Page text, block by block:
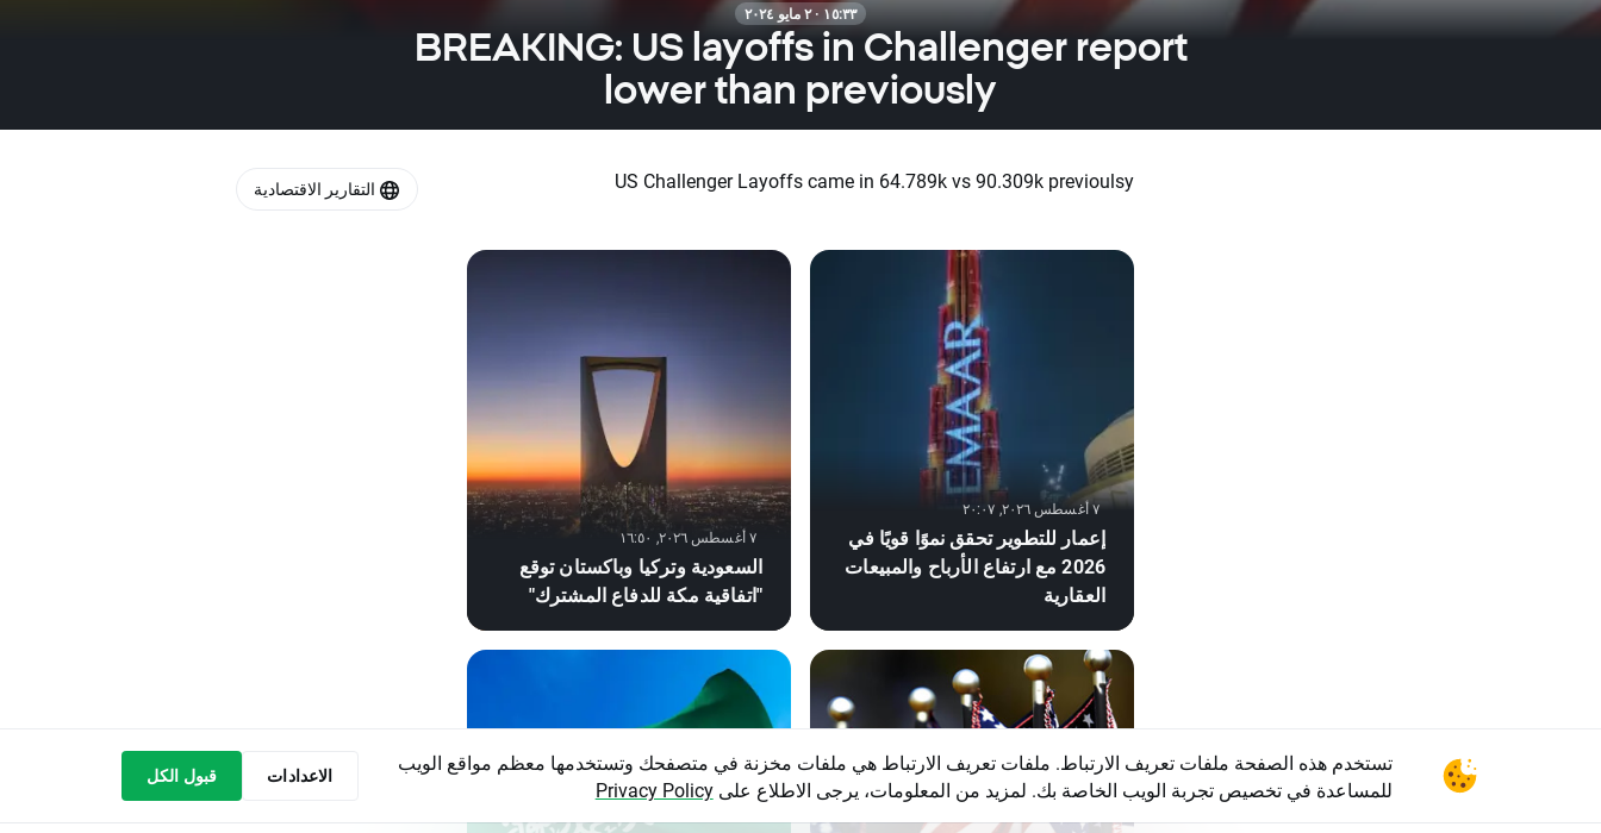
١٥:٣٣ · ٢ مايو ٢٠٢٤
BREAKING: US layoffs in Challenger report
lower than previously
US Challenger Layoffs came in 64.789k vs 90.309k previoulsy
٧ أغسطس ٢٠٢٦, ٢٠:٠٧
إعمار للتطوير تحقق نموًا قويًا في
2026 مع ارتفاع الأرباح والمبيعات
العقارية
٧ أغسطس ٢٠٢٦, ١٦:٥٠
السعودية وتركيا وباكستان توقع
"اتفاقية مكة للدفاع المشترك"
التقارير الاقتصادية
تستخدم هذه الصفحة ملفات تعريف الارتباط. ملفات تعريف الارتباط هي ملفات مخزنة في متصفحك وتستخدمها معظم مواقع الويب
للمساعدة في تخصيص تجربة الويب الخاصة بك. لمزيد من المعلومات، يرجى الاطلاع علىPrivacy Policy
الاعدادات قبول الكل